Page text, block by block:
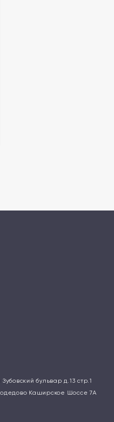
бульвар д.13 стр.1
Каширское Шоссе 7А